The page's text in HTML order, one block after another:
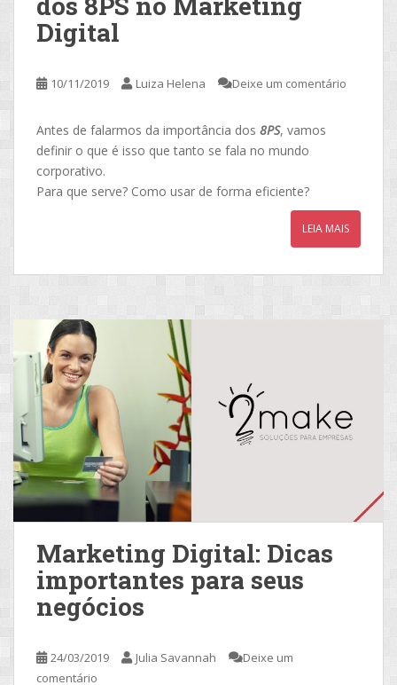
Digital
10/11/2019 Luiza Helena Deixe um comentário
Antes de falarmos da importância dos 8PS, vamos
definir o que é isso que tanto se fala no mundo
corporativo.
Para que serve? Como usar de forma eficiente?
LEIA MAIS
Marketing Digital: Dicas
importantes para seus
negócios
24/03/2019 Julia Savannah
Deixe um
comentário